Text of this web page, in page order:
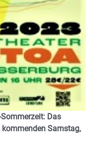
Das
Samstag,